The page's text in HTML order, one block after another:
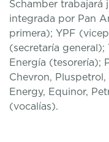
Schamber trabajará
integrada por Pan
primera); YPF
(secretaría general);
Energía (tesorería);
Chevron,
Energy, Equinor,
(vocalías).